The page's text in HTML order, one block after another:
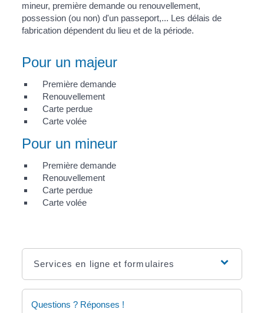
mineur, première demande ou renouvellement,
possession (ou non) d'un passeport,... Les délais de
fabrication dépendent du lieu et de la période.
Pour un majeur
Première demande
Renouvellement
Carte perdue
Carte volée
Pour un mineur
Première demande
Renouvellement
Carte perdue
Carte volée
Services en ligne et formulaires
Questions ? Réponses !